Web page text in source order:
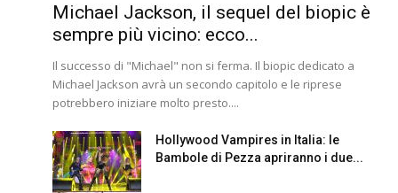
Michael Jackson, il sequel del biopic è
sempre più vicino: ecco...
Il successo di "Michael" non si ferma. Il biopic dedicato a
Michael Jackson avrà un secondo capitolo e le riprese
potrebbero iniziare molto presto....
Hollywood Vampires in Italia: le
Bambole di Pezza apriranno i due...